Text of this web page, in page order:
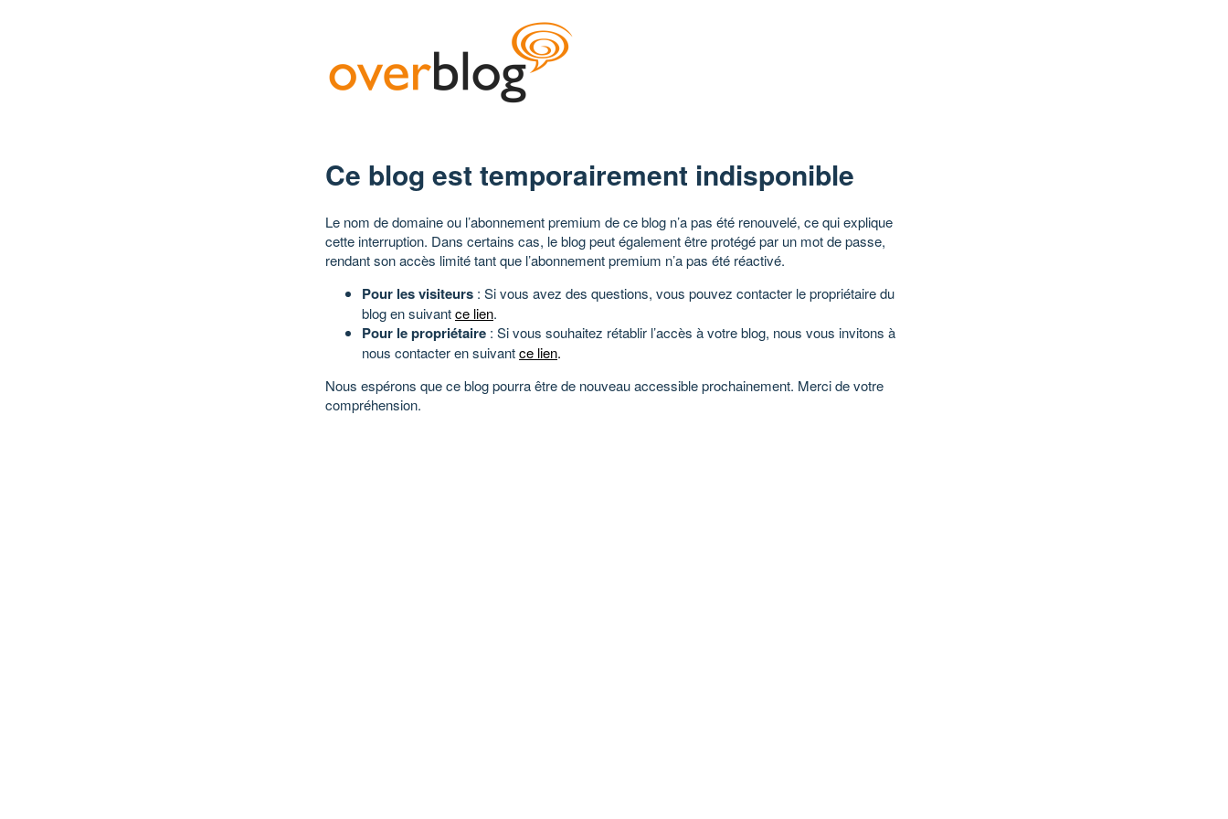
Ce blog est temporairement indisponible
Le nom de domaine ou l’abonnement premium de ce blog n’a pas été renouvelé, ce qui explique
cette interruption. Dans certains cas, le blog peut également être protégé par un mot de passe,
rendant son accès limité tant que l’abonnement premium n’a pas été réactivé.
Pour les visiteurs : Si vous avez des questions, vous pouvez contacter le propriétaire du
blog en suivantce lien.
Pour le propriétaire : Si vous souhaitez rétablir l’accès à votre blog, nous vous invitons à
nous contacter en suivantce lien.
Nous espérons que ce blog pourra être de nouveau accessible prochainement. Merci de votre
compréhension.